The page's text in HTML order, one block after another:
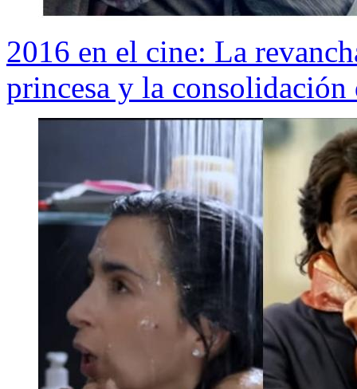
2016 en el cine: La
princesa y la